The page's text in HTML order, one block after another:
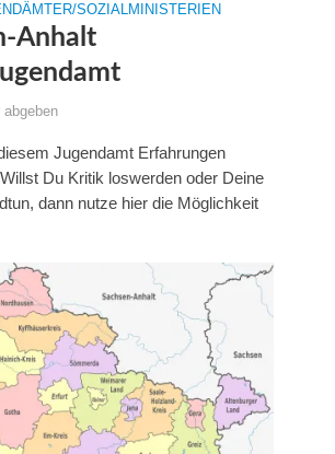
SOZIALMINISTERIEN
Anhalt
abgeben
Jugendamt Erfahrungen
Du Kritik loswerden oder Deine
dann nutze hier die Möglichkeit